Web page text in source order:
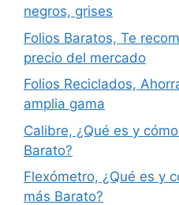
negros, grises
Folios Baratos, Te
precio del mercado
Folios Reciclados,
amplia gama
Calibre, ¿Qué es y
Barato?
Flexómetro, ¿Qué es y
más Barato?